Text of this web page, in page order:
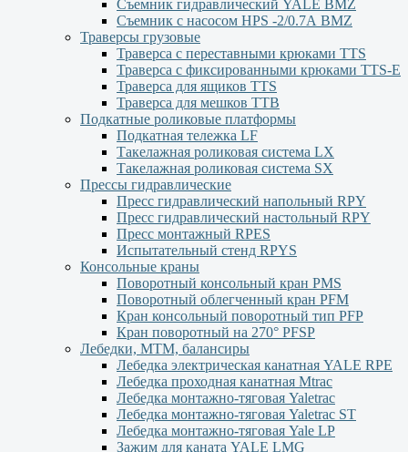
Съемник гидравлический YALE BMZ
Съемник с насосом HPS -2/0.7А BMZ
Траверсы грузовые
Траверса с переставными крюками TTS
Траверса с фиксированными крюками TTS-Е
Траверса для ящиков ТТS
Траверса для мешков ТТВ
Подкатные роликовые платформы
Подкатная тележка LF
Такелажная роликовая система LX
Такелажная роликовая система SX
Прессы гидравлические
Пресс гидравлический напольный RPY
Пресс гидравлический настольный RPY
Пресс монтажный RPES
Испытательный стенд RPYS
Консольные краны
Поворотный консольный кран PMS
Поворотный облегченный кран PFM
Кран консольный поворотный тип PFP
Кран поворотный на 270° PFSP
Лебедки, МТМ, балансиры
Лебедка электрическая канатная YALE RPE
Лебедка проходная канатная Mtrac
Лебедка монтажно-тяговая Yaletrac
Лебедка монтажно-тяговая Yaletrac ST
Лебедка монтажно-тяговая Yale LP
Зажим для каната YALE LMG